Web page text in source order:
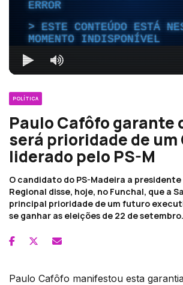
ERROR
ESTE CONTEÚDO ESTÁ
MOMENTO INDISPONÍVEL
POLÍTICA
Paulo Cafôfo garante
será prioridade de um
liderado pelo PS-M
O candidato do PS-Madeira a
Regional disse, hoje, no Funchal, que a
principal prioridade de um futuro
se ganhar as eleições de 22 de setembro.
Paulo Cafôfo manifestou esta